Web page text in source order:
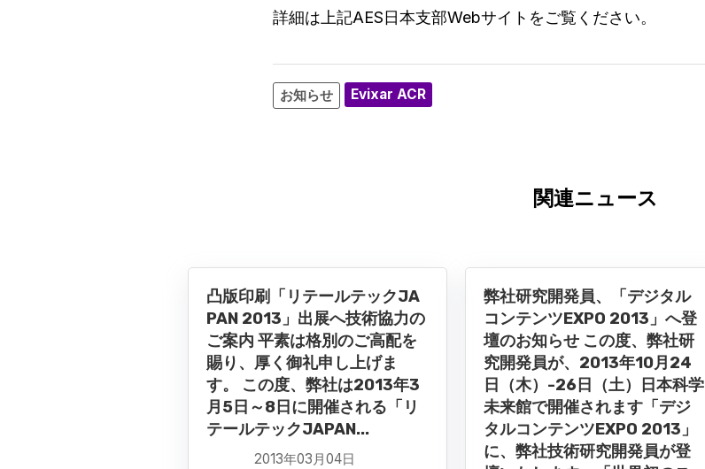
詳細は上記AES日本支部Webサイトをご覧ください。
お知らせ Evixar ACR
関連ニュース
凸版印刷「リテールテックJA
PAN 2013」出展へ技術協力の
ご案内 平素は格別のご高配を
賜り、厚く御礼申し上げま
す。 この度、弊社は2013年3
月5日～8日に開催される「リ
テールテックJAPAN...
2013年03月04日
弊社研究開発員、「デジタル
コンテンツEXPO 2013」へ登
壇のお知らせ この度、弊社研
究開発員が、2013年10月24
日（木）-26日（土）日本科学
未来館で開催されます「デジ
タルコンテンツEXPO 2013」
に、弊社技術研究開発員が登